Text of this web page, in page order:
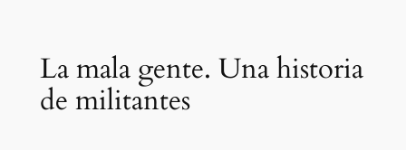
La mala gente. Una historia
de militantes